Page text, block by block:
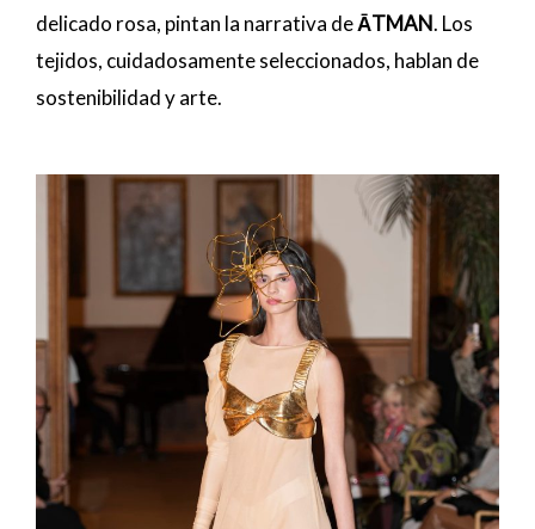
delicado rosa, pintan la narrativa deĀTMAN. Los
tejidos, cuidadosamente seleccionados, hablan de
sostenibilidad y arte.